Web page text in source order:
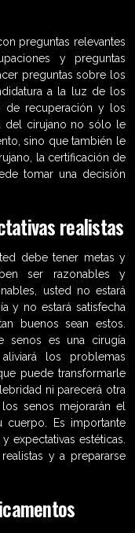
preguntas relevantes
y preguntas
preguntas sobre los
a la luz de los
de recuperación y los
del cirujano no sólo le
sino que también le
la certificación de
tomar una decisión
realistas
debe tener metas y
ser razonables y
usted no estará
y no estará satisfecha
buenos sean estos.
senos es una cirugía
los problemas
puede transformarle
ni parecerá otra
senos mejorarán el
Es importante
expectativas estéticas.
y a prepararse